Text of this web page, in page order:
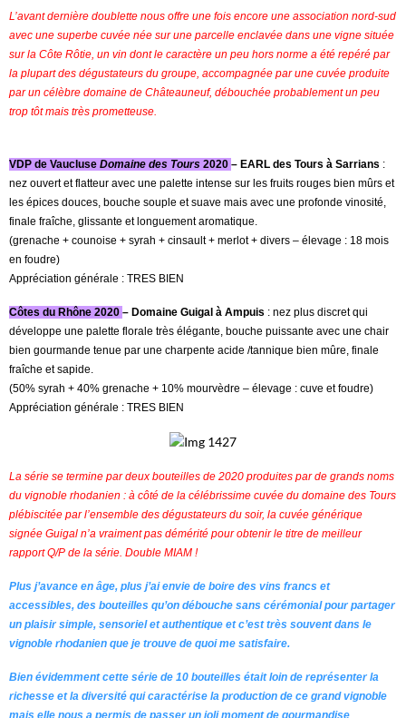
L’avant dernière doublette nous offre une fois encore une association nord-sud
avec une superbe cuvée née sur une parcelle enclavée dans une vigne située
sur la Côte Rôtie, un vin dont le caractère un peu hors norme a été repéré par
la plupart des dégustateurs du groupe, accompagnée par une cuvée produite
par un célèbre domaine de Châteauneuf, débouchée probablement un peu
trop tôt mais très prometteuse.
VDP de Vaucluse Domaine des Tours 2020 – EARL des Tours à Sarrians :
nez ouvert et flatteur avec une palette intense sur les fruits rouges bien mûrs et
les épices douces, bouche souple et suave mais avec une profonde vinosité,
finale fraîche, glissante et longuement aromatique.
(grenache + counoise + syrah + cinsault + merlot + divers – élevage : 18 mois
en foudre)
Appréciation générale : TRES BIEN
Côtes du Rhône 2020 – Domaine Guigal à Ampuis : nez plus discret qui
développe une palette florale très élégante, bouche puissante avec une chair
bien gourmande tenue par une charpente acide /tannique bien mûre, finale
fraîche et sapide.
(50% syrah + 40% grenache + 10% mourvèdre – élevage : cuve et foudre)
Appréciation générale : TRES BIEN
La série se termine par deux bouteilles de 2020 produites par de grands noms
du vignoble rhodanien : à côté de la célébrissime cuvée du domaine des Tours
plébiscitée par l’ensemble des dégustateurs du soir, la cuvée générique
signée Guigal n’a vraiment pas démérité pour obtenir le titre de meilleur
rapport Q/P de la série. Double MIAM !
Plus j’avance en âge, plus j’ai envie de boire des vins francs et
accessibles, des bouteilles qu’on débouche sans cérémonial pour partager
un plaisir simple, sensoriel et authentique et c’est très souvent dans le
vignoble rhodanien que je trouve de quoi me satisfaire.
Bien évidemment cette série de 10 bouteilles était loin de représenter la
richesse et la diversité qui caractérise la production de ce grand vignoble
mais elle nous a permis de passer un joli moment de gourmandise